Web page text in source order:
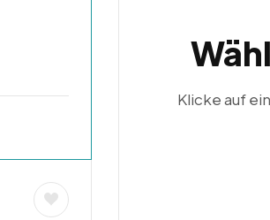
Klicke auf